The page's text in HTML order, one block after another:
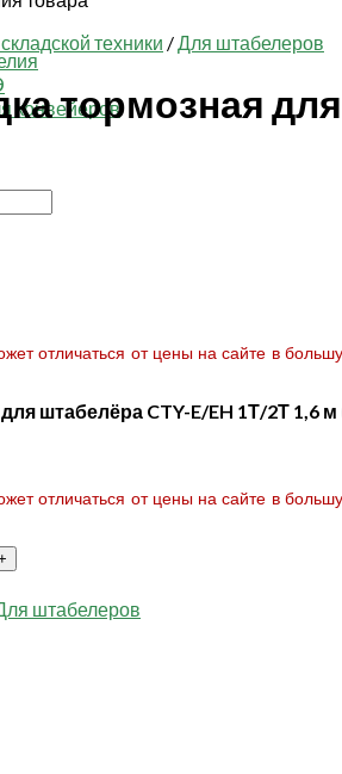
конвейеров
техники /Для штабелеров
тормозная
отличаться от цены на сайте в
штабелёра CTY-E/EH 1Т/2Т 1,6
отличаться от цены на сайте в
штабелеров